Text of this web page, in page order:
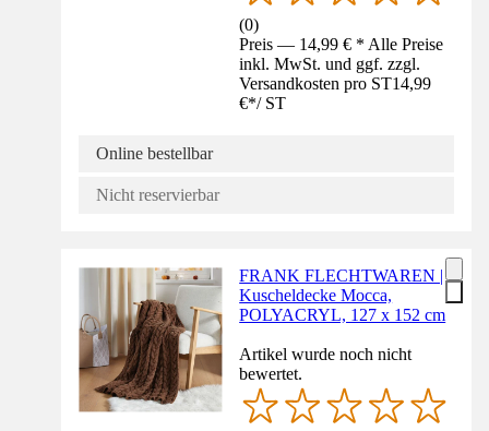
(0)
Preis — 14,99 € * Alle Preise
inkl. MwSt. und ggf. zzgl.
Versandkosten pro ST14,99
€*/ ST
Online bestellbar
Nicht reservierbar
FRANK FLECHTWAREN |
Kuscheldecke Mocca,
POLYACRYL, 127 x 152 cm
Artikel wurde noch nicht
bewertet.